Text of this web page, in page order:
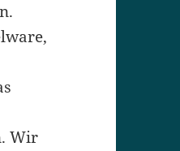
Wir